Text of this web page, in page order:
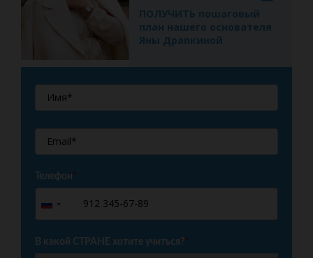
ПОЛУЧИТЬ пошаговый
план нашего основателя
Яны Драпкиной
Телефон*
Russia
+7
В какой СТРАНЕ хотите учиться?*